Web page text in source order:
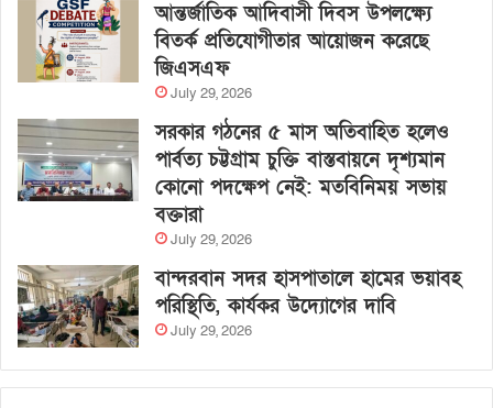
আন্তর্জাতিক আদিবাসী দিবস উপলক্ষ্যে
বিতর্ক প্রতিযোগীতার আয়োজন করেছে
জিএসএফ
July 29, 2026
সরকার গঠনের ৫ মাস অতিবাহিত হলেও
পার্বত্য চট্টগ্রাম চুক্তি বাস্তবায়নে দৃশ্যমান
কোনো পদক্ষেপ নেই: মতবিনিময় সভায়
বক্তারা
July 29, 2026
বান্দরবান সদর হাসপাতালে হামের ভয়াবহ
পরিস্থিতি, কার্যকর উদ্যোগের দাবি
July 29, 2026